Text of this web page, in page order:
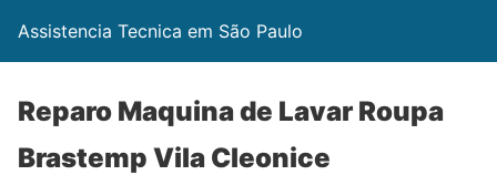
Assistencia Tecnica em São Paulo
Reparo Maquina de Lavar Roupa
Brastemp Vila Cleonice